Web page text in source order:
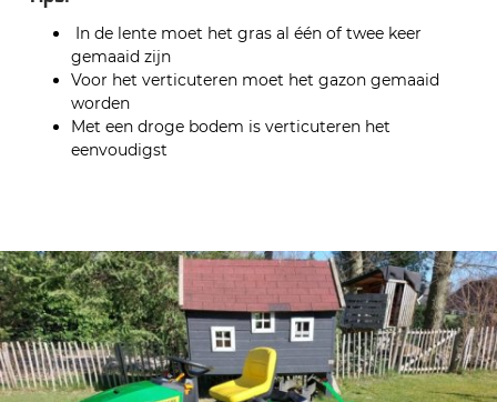
In de lente moet het gras al één of twee keer
gemaaid zijn
Voor het verticuteren moet het gazon gemaaid
worden
Met een droge bodem is verticuteren het
eenvoudigst